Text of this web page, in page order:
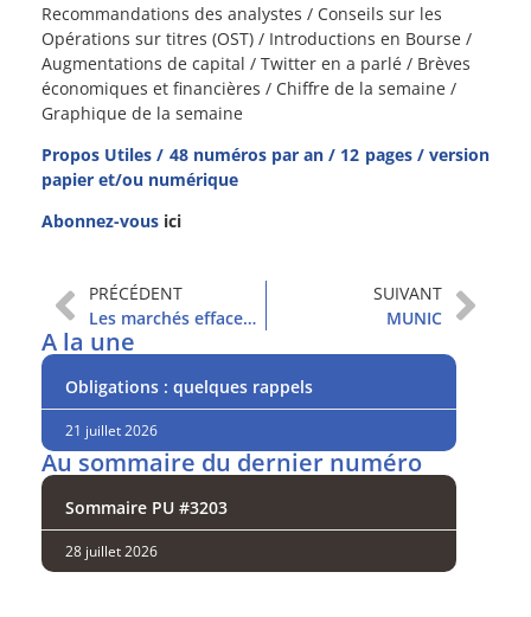
Recommandations des analystes / Conseils sur les
Opérations sur titres (OST) / Introductions en Bourse /
Augmentations de capital / Twitter en a parlé / Brèves
économiques et financières / Chiffre de la semaine /
Graphique de la semaine
Propos Utiles / 48 numéros par an / 12 pages / version
papier et/ou numérique
Abonnez-vous ici
PRÉCÉDENT
Les marchés effacent leurs gains de l’année
SUIVANT
MUNIC
A la une
Obligations : quelques rappels
21 juillet 2026
Au sommaire du dernier numéro
Sommaire PU #3203
28 juillet 2026